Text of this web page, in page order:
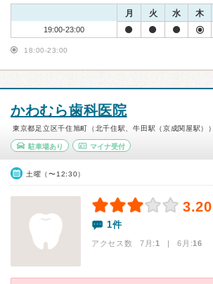
月 火 水 木
19:00-23:00
18:00-23:00
かわむら歯科医院
東京都足立区千住旭町（北千住駅、牛田駅（京成関屋駅））
駐車場あり マイナ受付
土曜（〜12:30）
3.20
1件
アクセス数 7月:1 | 6月:16